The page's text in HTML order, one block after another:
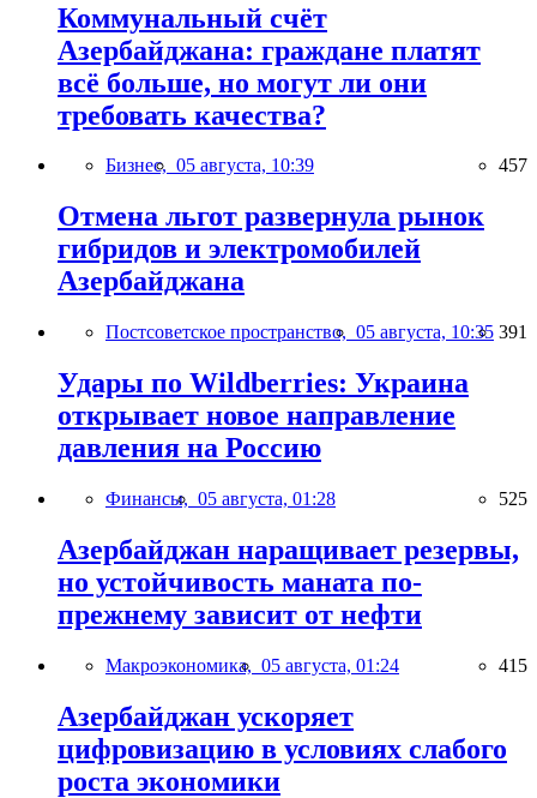
Коммунальный счёт
Азербайджана: граждане платят
всё больше, но могут ли они
требовать качества?
Бизнес, 05 августа, 10:39 457
Отмена льгот развернула рынок
гибридов и электромобилей
Азербайджана
Постсоветское пространство, 05 августа, 10:35 391
Удары по Wildberries: Украина
открывает новое направление
давления на Россию
Финансы, 05 августа, 01:28 525
Азербайджан наращивает резервы,
но устойчивость маната по-
прежнему зависит от нефти
Макроэкономика, 05 августа, 01:24 415
Азербайджан ускоряет
цифровизацию в условиях слабого
роста экономики